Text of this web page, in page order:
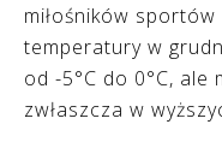
miłośników
temperatury w
od -5°C do 0°C, ale
zwłaszcza w